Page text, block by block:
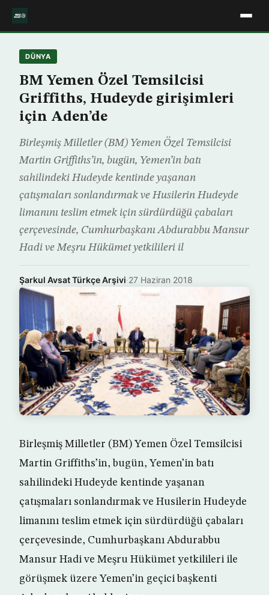
DÜNYA
BM Yemen Özel Temsilcisi
Griffiths, Hudeyde girişimleri
için Aden’de
Birleşmiş Milletler (BM) Yemen Özel Temsilcisi
Martin Griffiths’in, bugün, Yemen’in batı
sahilindeki Hudeyde kentinde yaşanan
çatışmaları sonlandırmak ve Husilerin Hudeyde
limanını teslim etmek için sürdürdüğü çabaları
çerçevesinde, Cumhurbaşkanı Abdurabbu Mansur
Hadi ve Meşru Hükümet yetkilileri il
Şarkul Avsat Türkçe Arşivi·27 Haziran 2018
Birleşmiş Milletler (BM) Yemen Özel Temsilcisi
Martin Griffiths’in, bugün, Yemen’in batı
sahilindeki Hudeyde kentinde yaşanan
çatışmaları sonlandırmak ve Husilerin Hudeyde
limanını teslim etmek için sürdürdüğü çabaları
çerçevesinde, Cumhurbaşkanı Abdurabbu
Mansur Hadi ve Meşru Hükümet yetkilileri ile
görüşmek üzere Yemen’in geçici başkenti